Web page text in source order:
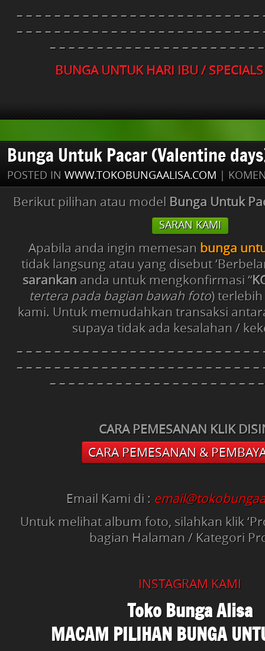
– – – – – – – – – – – – – – – – – – – – – – – – – –
– – – – – – – – – – – – – – – – – – – – – – – – – –
– – – – – – – – – – – – – – – – – – – – – –
BUNGA UNTUK HARI IBU /
Bunga Untuk Pacar (Valentine
POSTED IN WWW.TOKOBUNGAALISA.COM
Berikut pilihan atau model Bunga Untuk
SARAN KAMI
Apabila anda ingin memesan bunga
tidak langsung atau yang disebut
sarankananda untuk mengkonfirmasi “
tertera pada bagian bawah foto)
kami. Untuk memudahkan transaksi
supaya tidak ada kesalahan /
– – – – – – – – – – – – – – – – – – – – – – – – – –
– – – – – – – – – – – – – – – – – – – – – – – – – –
– – – – – – – – – – – – – – – – – – – – – –
CARA PEMESANAN KLIK
CARA PEMESANAN &
Email Kami di :
Untuk melihat album foto, silahkan klik
bagian Halaman / Kategori
INSTAGRAM KAMI
Toko Bunga Alisa
MACAM PILIHAN BUNGA